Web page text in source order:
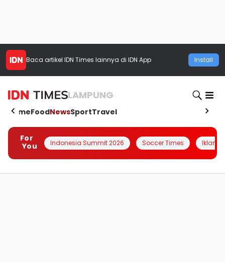
Baca artikel IDN Times lainnya di IDN App Install
LAMPUNG
HomeFoodNewsSportTravel
For
You
Indonesia Summit 2026 Soccer Times Iklanin